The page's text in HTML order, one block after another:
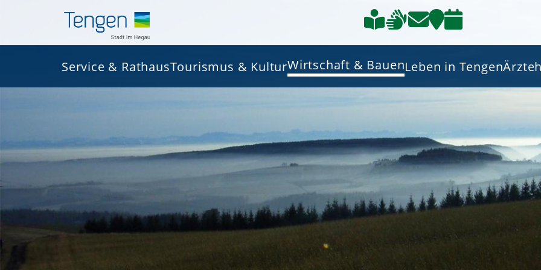
Service & RathausTourismus & KulturWirtschaft & BauenLeben in Tengen